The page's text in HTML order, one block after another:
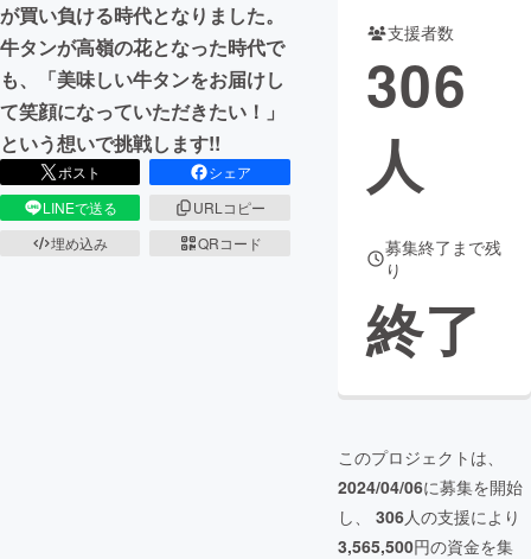
が買い負ける時代となりました。
牛タンが高嶺の花となった時代で
も、「美味しい牛タンをお届けし
て笑顔になっていただきたい！」
という想いで挑戦します!!
ポスト
シェア
LINEで送る
URLコピー
埋め込み
QRコード
支援者数
306
人
募集終了まで残
り
終了
このプロジェクトは、
2024/04/06に募集を開始
し、 306人の支援により
3,565,500円の資金を集